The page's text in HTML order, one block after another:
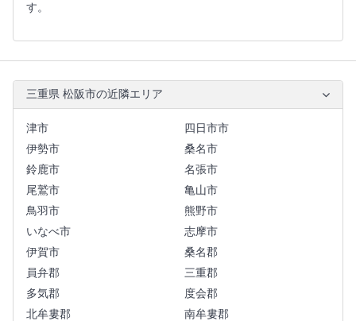
す。
三重県 松阪市の近隣エリア
津市
四日市市
伊勢市
桑名市
鈴鹿市
名張市
尾鷲市
亀山市
鳥羽市
熊野市
いなべ市
志摩市
伊賀市
桑名郡
員弁郡
三重郡
多気郡
度会郡
北牟婁郡
南牟婁郡